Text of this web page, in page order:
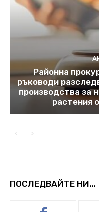
Районна
ръководи
производства за
растения
ПОСЛЕДВАЙТЕ НИ...